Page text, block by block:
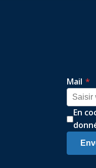
Mail *
En